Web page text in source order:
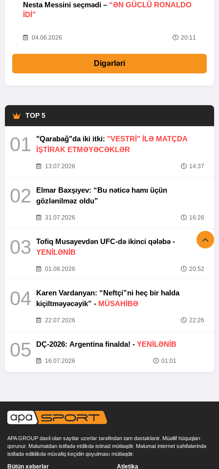
Nesta Messini seçmədi – “ƏN GÜCLÜ RONALDO
IDI”
04.06.2026 20:11
Digərləri
TOP 5
01 "Qarabağ"da iki itki: "VESTRİ" İLƏ MATÇDA
İŞTİRAK ETMƏYƏCƏKLƏR
13.07.2026 14:37
02
Elmar Baxşıyev: “Bu nəticə hamı üçün
gözlənilməz oldu”
31.07.2026 16:26
03
Tofiq Musayevdən UFC-də ikinci qələbə -
YENİLƏNİB
01.08.2026 20:52
04
Karen Vardanyan: “Neftçi”ni heç bir halda
kiçiltməyəcəyik” - MÜSAHİBƏ
22.07.2026 22:26
05 DÇ-2026: Argentina finalda! - YENİLƏNİB
16.07.2026 01:01
APA GROUP daxil olan saytlar uzerlər tərəfindən tam dəstəklənir. Müəllif hüquqları
qorunur. Məlumatdan istifadə etdikdə istinad mütləqdir. Məlumat internet səhifələrində
istifadə edildikdə müvafiq keçidin qoyulması mütləqdir.
Bütün xəbərlər Atletika